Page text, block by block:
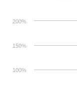
100%
150%
200%